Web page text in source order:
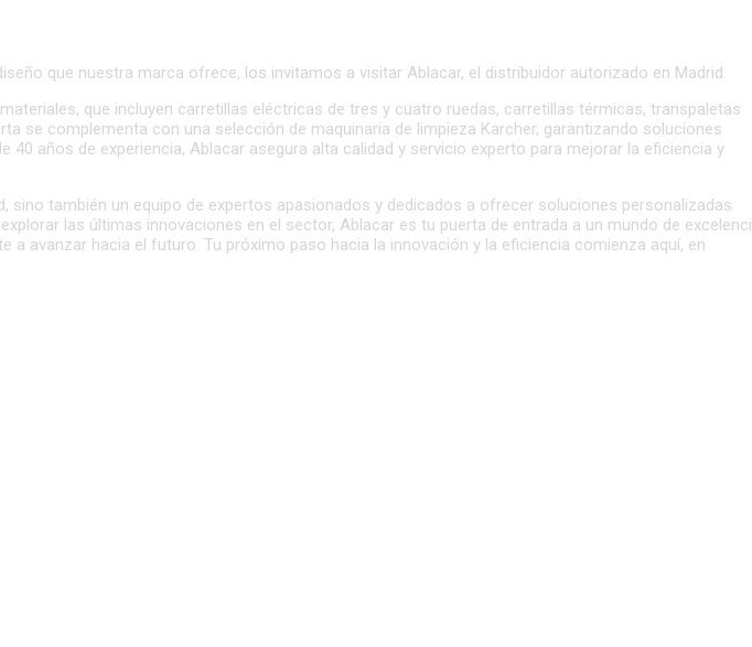
que nuestra marca ofrece, los invitamos a visitar Ablacar, el distribuidor autorizado en Madrid.
que incluyen carretillas eléctricas de tres y cuatro ruedas, carretillas térmicas, transpaletas
se complementa con una selección de maquinaria de limpieza Karcher, garantizando soluciones
años de experiencia, Ablacar asegura alta calidad y servicio experto para mejorar la eficiencia y
también un equipo de expertos apasionados y dedicados a ofrecer soluciones personalizadas
las últimas innovaciones en el sector, Ablacar es tu puerta de entrada a un mundo de
a avanzar hacia el futuro. Tu próximo paso hacia la innovación y la eficiencia comienza aquí, en